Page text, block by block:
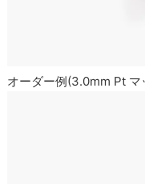
オーダー例(3.0mm Pt マ